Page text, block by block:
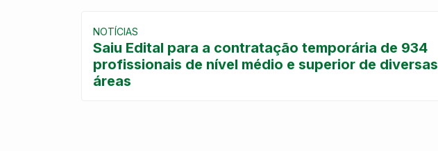
NOTÍCIAS
Saiu Edital para a contratação temporária de 934
profissionais de nível médio e superior de diversas
áreas